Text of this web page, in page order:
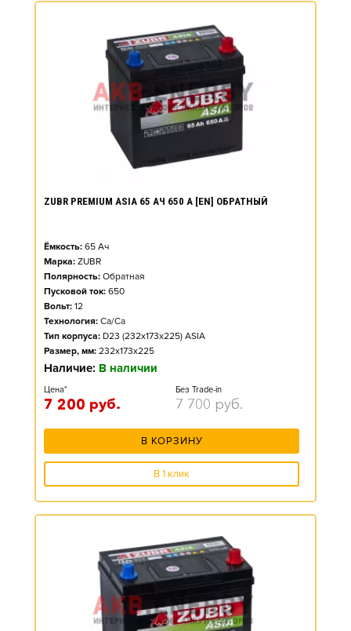
ZUBR PREMIUM ASIA 65 АЧ 650 А [EN] ОБРАТНЫЙ
Ёмкость: 65 Ач
Марка: ZUBR
Полярность: Обратная
Пусковой ток: 650
Вольт: 12
Технология: Ca/Ca
Тип корпуса: D23 (232x173x225) ASIA
Размер, мм: 232x173x225
Наличие: В наличии
Цена*
7 200 руб.
Без Trade-in
7 700 руб.
В КОРЗИНУ
В 1 клик